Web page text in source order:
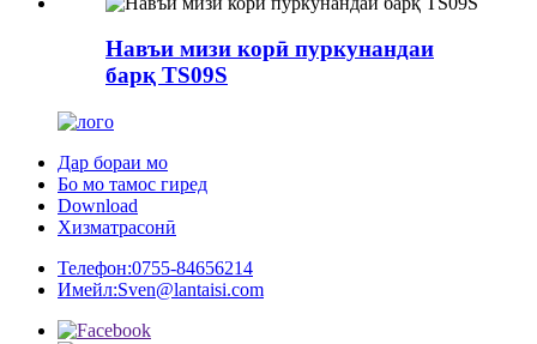
Навъи мизи корӣ пуркунандаи
барқ ​​TS09S
Дар бораи мо
Бо мо тамос гиред
Download
Хизматрасонӣ
Телефон:0755-84656214
Имейл:Sven@lantaisi.com